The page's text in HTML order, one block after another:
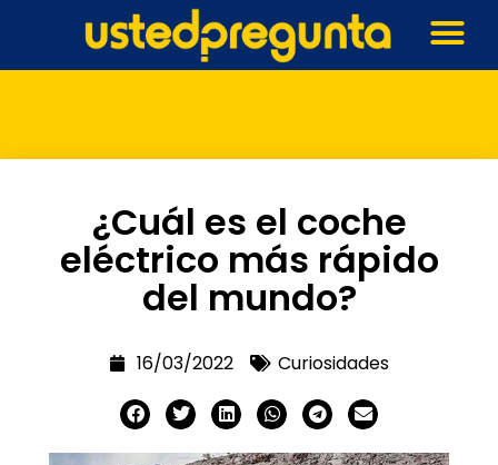
¿Cuál es el coche
eléctrico más rápido
del mundo?
16/03/2022 Curiosidades